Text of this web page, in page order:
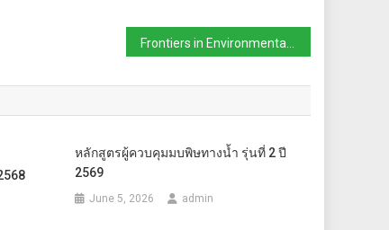
หลักสูตรผู้ควบคุมมบพิษทางน้ำ รุ่นที่ 2 ปี
2569
June 5, 2026 admin